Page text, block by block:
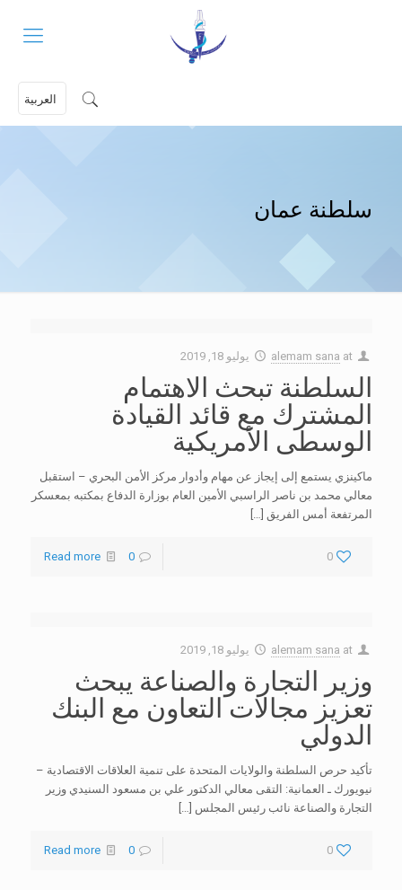
العربية
سلطنة عمان
alemam sana at يوليو 18, 2019
السلطنة تبحث الاهتمام
المشترك مع قائد القيادة
الوسطى الأمريكية
ماكينزي يستمع إلى إيجاز عن مهام وأدوار مركز الأمن البحري – استقبل
معالي محمد بن ناصر الراسبي الأمين العام بوزارة الدفاع بمكتبه بمعسكر
المرتفعة أمس الفريق […]
0
0
Read more
alemam sana at يوليو 18, 2019
وزير التجارة والصناعة يبحث
تعزيز مجالات التعاون مع البنك
الدولي
تأكيد حرص السلطنة والولايات المتحدة على تنمية العلاقات الاقتصادية –
نيويورك ـ العمانية: التقى معالي الدكتور علي بن مسعود السنيدي وزير
التجارة والصناعة نائب رئيس المجلس […]
0
0
Read more